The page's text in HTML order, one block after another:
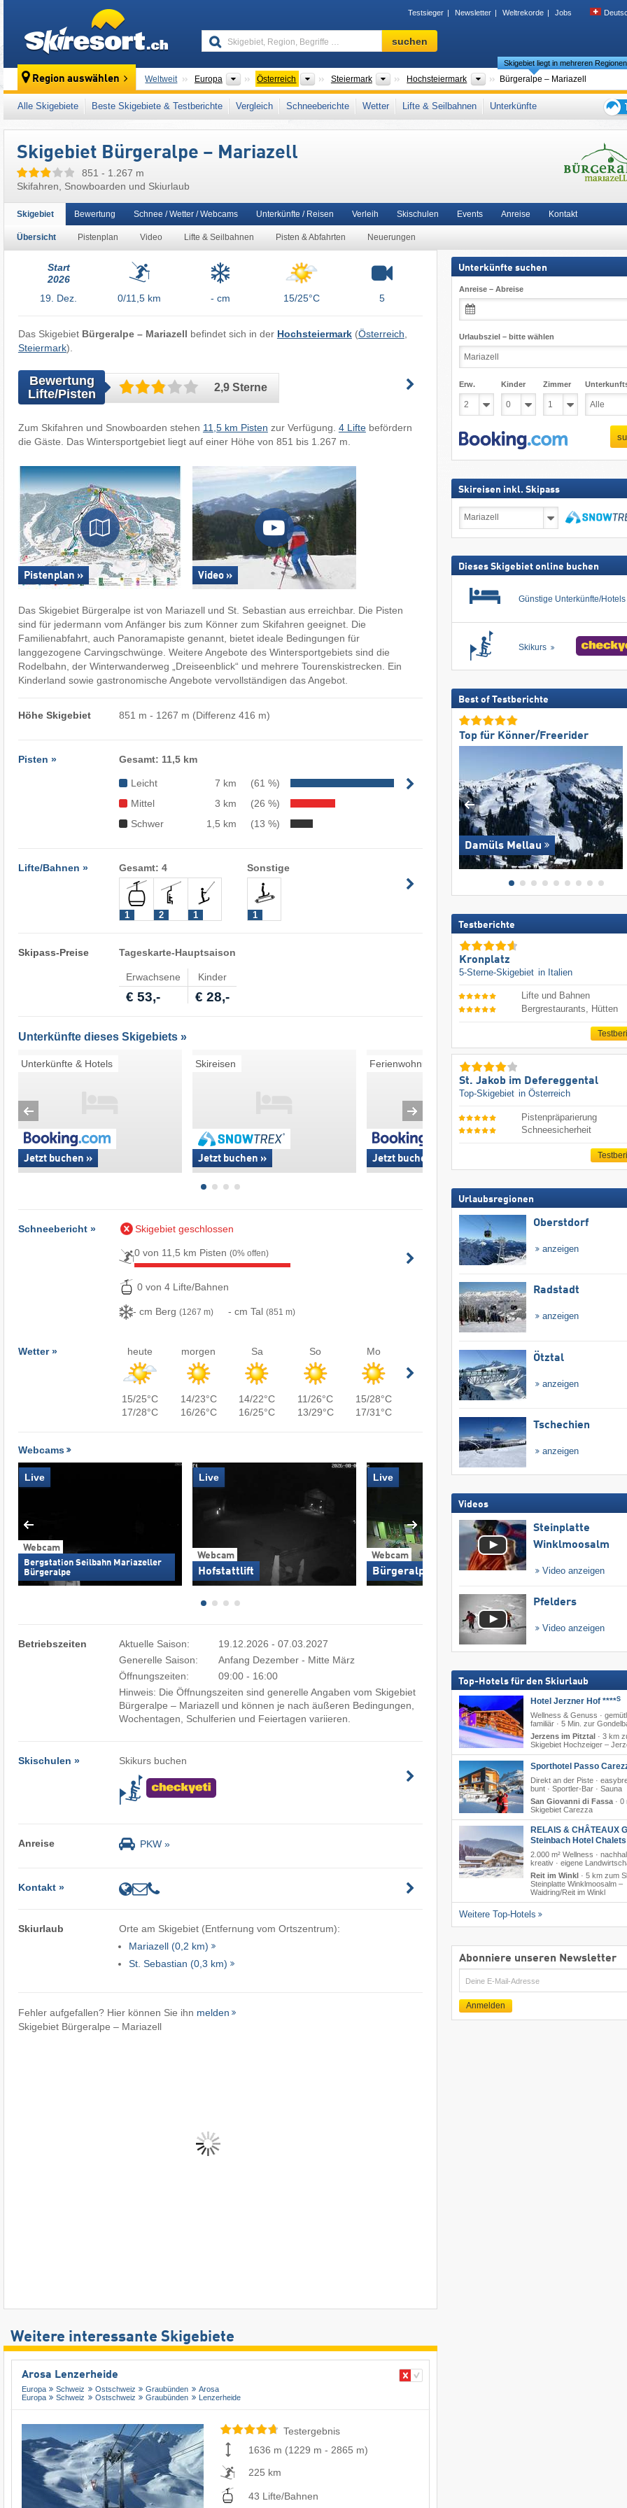
Testsieger Newsletter Weltrekorde Jobs
Skigebiet,
Region,
…
suchen
Region auswählen Weltweit Europa Kontinente
Österreich LänderSteiermark Bundesländer
Hochsteiermark Tourismusregionen
Skigebiet liegt in mehreren Regionen
Bürgeralpe – Mariazell
Dieses Skigebiet liegt auch in: Türnitzer Alpen Bruck-Mürzzuschlag , Südösterreich Nördliche Ostalpen Österreichische
Westeuropa Mitteleuropa Europäische Union
Alle Skigebiete Beste Skigebiete & Testberichte Vergleich Schneeberichte Wetter Lifte & Seilbahnen
Unterkünfte
den
Skigebiet Bürgeralpe – Mariazell
851 - 1.267 m
Skifahren, Snowboarden und Skiurlaub
Skigebiet
Übersicht Pistenplan Video Lifte & Seilbahnen Pisten & Abfahrten Neuerungen
Bewertung Schnee / Wetter / Webcams Unterkünfte / Reisen Verleih Skischulen Events Anreise Kontakt
Start
2026
19. Dez. 0/11,5 km - cm 15/25°C 5
Das Skigebiet Bürgeralpe – Mariazell befindet sich in der Hochsteiermark(Österreich
Steiermark).
Bewertung
Lifte/Pisten
2,9 Sterne
Zum Skifahren und Snowboarden stehen 11,5 km Pisten zur Verfügung. 4 Liftebefördern
die Gäste. Das Wintersportgebiet liegt auf einer Höhe von 851 bis 1.267 m.
Pistenplan » Video »
Das Skigebiet Bürgeralpe ist von Mariazell und St. Sebastian aus erreichbar. Die Pisten
sind für jedermann vom Anfänger bis zum Könner zum Skifahren geeignet. Die
Familienabfahrt, auch Panoramapiste genannt, bietet ideale Bedingungen für
langgezogene Carvingschwünge. Weitere Angebote des Wintersportgebiets sind die
Rodelbahn, der Winterwanderweg „Dreiseenblick“ und mehrere Tourenskistrecken. Ein
Kinderland sowie gastronomische Angebote vervollständigen das Angebot.
Höhe Skigebiet 851 m - 1267 m (Differenz 416 m)
Pisten » Gesamt: 11,5 km
Leicht 7 km
(61 %)
Mittel
3 km
(26 %)
Schwer
1,5 km (13 %)
Lifte/Bahnen » Gesamt: 4
1 2 1
Sonstige
1
Skipass-Preise Tageskarte-Hauptsaison
Erwachsene Kinder
€ 53,- € 28,-
Unterkünfte dieses Skigebiets »
Unterkünfte & Hotels
Jetzt buchen »
Skireisen
Jetzt buchen »
Ferienwohnungen
Jetzt buchen » Jetzt buchen »
Schneebericht » Skigebiet geschlossen
0 von 11,5 km Pisten(0% offen)
0 von 4 Lifte/Bahnen
- cm Berg(1267 m) - cm Tal(851 m)
Wetter » heute
15/25°C
17/28°C
morgen
14/23°C
16/26°C
Sa
14/22°C
16/25°C
So
11/26°C
13/29°C
Mo
15/28°C
17/31°C
Webcams
Webcam
Bergstation Seilbahn Mariazeller
Bürgeralpe
Live
Webcam
Hofstattlift
Live
Webcam
Bürgeralpe Talstation
Live
Zuckerwiese St.
Betriebszeiten Aktuelle Saison:
19.12.2026 - 07.03.2027
Generelle Saison:
Anfang Dezember - Mitte März
Öffnungszeiten:
09:00 - 16:00
Hinweis: Die Öffnungszeiten sind generelle Angaben vom Skigebiet
Bürgeralpe – Mariazell und können je nach äußeren Bedingungen,
Wochentagen, Schulferien und Feiertagen variieren.
Skischulen » Skikurs buchen
Anreise PKW »
Kontakt »
Skiurlaub
Orte am Skigebiet (Entfernung vom Ortszentrum):
Mariazell (0,2 km)
St. Sebastian (0,3 km)
Fehler aufgefallen? Hier können Sie ihn melden
Skigebiet Bürgeralpe – Mariazell
Weitere interessante Skigebiete
Arosa Lenzerheide
Europa Schweiz Ostschweiz Graubünden
Arosa
Europa
Schweiz Ostschweiz Graubünden Lenzerheide
Testergebnis
1636 m (1229 m - 2865 m)
225 km
43 Lifte/Bahnen
Unterkünfte suchen
Anreise – Abreise
Urlaubsziel – bitte wählen
Erw. Kinder Zimmer
Skireisen inkl. Skipass
inkl.
Dieses Skigebiet online buchen
Günstige Unterkünfte/Hotels
Skikurs
Best of Testberichte
Top für Könner/Freerider
Damüls Mellau
Testberichte
Kronplatz
5-Sterne-Skigebiet in Italien
Lifte und Bahnen
Bergrestaurants, Hütten
St. Jakob im Defereggental
Top-Skigebiet in Österreich
Pistenpräparierung
Schneesicherheit
Urlaubsregionen
Oberstdorf
anzeigen
Radstadt
anzeigen
Ötztal
anzeigen
Tschechien
anzeigen
Videos
Steinplatte
Winklmoosalm
Video anzeigen
Pfelders
Video anzeigen
Top-Hotels für den Skiurlaub
Hotel Jerzner Hof ****S
Wellness & Genuss ·
familiär · 5 Min. zur
Jerzens im Pitztal · 3 km
Skigebiet Hochzeiger –
Sporthotel Passo
Direkt an der Piste ·
bunt · Sportler-Bar · Sauna
San Giovanni di Fassa· 0
Skigebiet Carezza
RELAIS & CHÂTEAUX
Steinbach Hotel Chalets
2.000 m² Wellness ·
kreativ · eigene
Reit im Winkl · 5 km zum
Steinplatte Winklmoosalm –
Waidring/​Reit im Winkl
Weitere Top-Hotels
Abonniere unseren Newsletter
E-
Mail
Anmelden